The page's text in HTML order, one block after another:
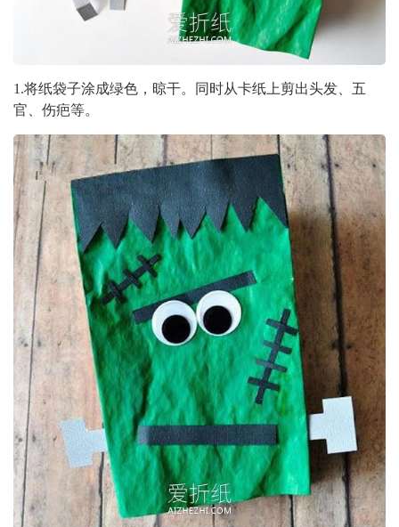
1.将纸袋子涂成绿色，晾干。同时从卡纸上剪出头发、五
官、伤疤等。